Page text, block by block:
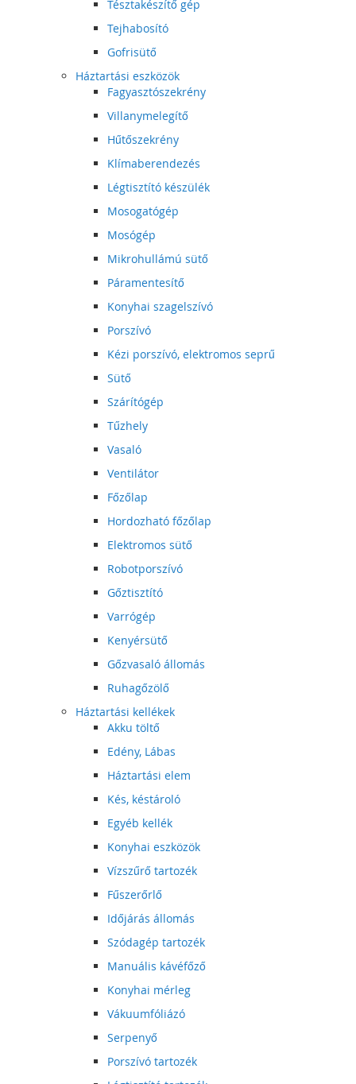
Tésztakészítő gép
Tejhabosító
Gofrisütő
Háztartási eszközök
Fagyasztószekrény
Villanymelegítő
Hűtőszekrény
Klímaberendezés
Légtisztító készülék
Mosogatógép
Mosógép
Mikrohullámú sütő
Páramentesítő
Konyhai szagelszívó
Porszívó
Kézi porszívó, elektromos seprű
Sütő
Szárítógép
Tűzhely
Vasaló
Ventilátor
Főzőlap
Hordozható főzőlap
Elektromos sütő
Robotporszívó
Gőztisztító
Varrógép
Kenyérsütő
Gőzvasaló állomás
Ruhagőzölő
Háztartási kellékek
Akku töltő
Edény, Lábas
Háztartási elem
Kés, késtároló
Egyéb kellék
Konyhai eszközök
Vízszűrő tartozék
Fűszerőrlő
Időjárás állomás
Szódagép tartozék
Manuális kávéfőző
Konyhai mérleg
Vákuumfóliázó
Serpenyő
Porszívó tartozék